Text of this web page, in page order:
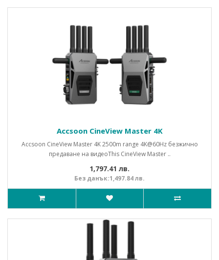
Accsoon CineView Master 4K
Accsoon CineView Master 4K 2500m range 4K@60Hz безжично
предаване на видеоThis CineView Master ..
1,797.41 лв.
Без данък:1,497.84 лв.